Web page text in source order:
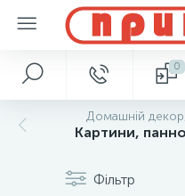
0
Домашній
Картини,
Фільтр